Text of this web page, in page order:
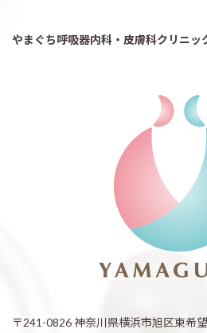
やまぐち呼吸器内科・皮膚科クリニッ
〒241-0826 神奈川県横浜市旭区東希